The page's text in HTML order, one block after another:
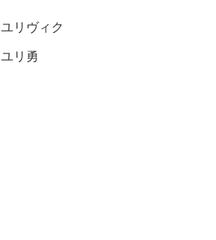
ユリヴィク
ユリ勇